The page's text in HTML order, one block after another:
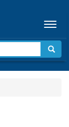
Menú